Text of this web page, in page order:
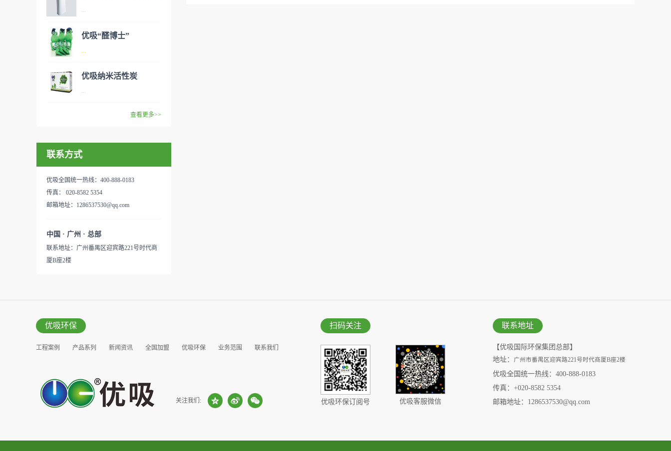
高空气清洁度的效果。主要功
能：除甲醛/除异味/杀菌应用
所、使用方法：见产品说明手
册
般包括PM2.5、粉尘、花粉、
高空气清洁度的效果。主要功
能：除甲醛/除异味/杀菌应用
所、使用方法：见产品说明手
...
般包括PM2.5、粉尘、花粉、
效去除挥发性有机物，有效提
所、使用方法：见产品说明手
优吸“醛博士”
...
在甲醛领域是非常专业的一位
以辅助净化空气，醛博士一肚
用。放在车里不仅能装饰更能
的研发出治理甲醛的产品，而
我们的“醛博士”就担此重任。
产
优吸纳米活性炭
...
无定形碳，也有排列规整的晶
体碳。优吸活性炭具有较强的
吸附性，广泛应用于生产、生
活中。主要功能：吸附异味应
用范围：汽车、冰箱、食品
查看更多>>
联系方式
优吸全国统一热线：400-888-0183
传真： 020-8582 5354
邮箱地址：1286537530@qq.com
中国 · 广州 · 总部
联系地址：广州番禺区迎宾路221号时代商
厦B座2楼
优吸环保
工程案例 产品系列 新闻资讯 全国加盟 优吸环保 业务范围
联系我们
关注我们:
扫码关注
优吸环保订阅号 优吸客服微信
联系地址
【优吸国际环保集团总部】
地址：
广州市番禺区迎宾路221号时代商厦B座2楼
优吸全国统一热线：400-888-0183
传真：+020-8582 5354
邮箱地址：1286537530@qq.com